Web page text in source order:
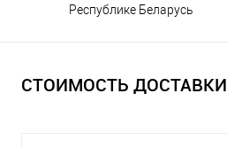
Республике Беларусь
СТОИМОСТЬ ДОСТАВКИ